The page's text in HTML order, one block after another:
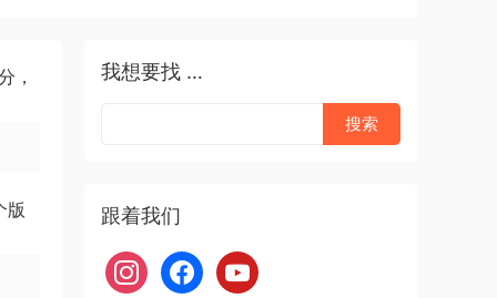
，
版
我想要找 …
跟着我们
i
n
f
a
y
o